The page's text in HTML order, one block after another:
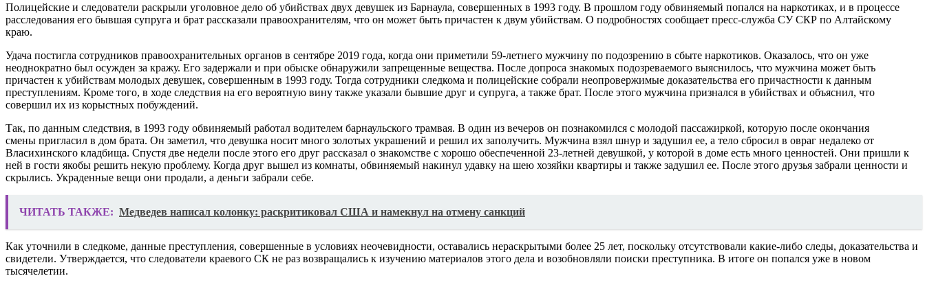
Полицейские и следователи раскрыли уголовное дело об убийствах двух девушек из Барнаула, совершенных в 1993 году. В прошлом году обвиняемый попался на наркотиках, и в процессе
расследования его бывшая супруга и брат рассказали правоохранителям, что он может быть причастен к двум убийствам. О подробностях сообщает пресс-служба СУ СКР по Алтайскому
краю.
Удача постигла сотрудников правоохранительных органов в сентябре 2019 года, когда они приметили 59-летнего мужчину по подозрению в сбыте наркотиков. Оказалось, что он уже
неоднократно был осужден за кражу. Его задержали и при обыске обнаружили запрещенные вещества. После допроса знакомых подозреваемого выяснилось, что мужчина может быть
причастен к убийствам молодых девушек, совершенным в 1993 году. Тогда сотрудники следкома и полицейские собрали неопровержимые доказательства его причастности к данным
преступлениям. Кроме того, в ходе следствия на его вероятную вину также указали бывшие друг и супруга, а также брат. После этого мужчина признался в убийствах и объяснил, что
совершил их из корыстных побуждений.
Так, по данным следствия, в 1993 году обвиняемый работал водителем барнаульского трамвая. В один из вечеров он познакомился с молодой пассажиркой, которую после окончания
смены пригласил в дом брата. Он заметил, что девушка носит много золотых украшений и решил их заполучить. Мужчина взял шнур и задушил ее, а тело сбросил в овраг недалеко от
Власихинского кладбища. Спустя две недели после этого его друг рассказал о знакомстве с хорошо обеспеченной 23-летней девушкой, у которой в доме есть много ценностей. Они пришли к
ней в гости якобы решить некую проблему. Когда друг вышел из комнаты, обвиняемый накинул удавку на шею хозяйки квартиры и также задушил ее. После этого друзья забрали ценности и
скрылись. Украденные вещи они продали, а деньги забрали себе.
ЧИТАТЬ ТАКЖЕ: Медведев написал колонку: раскритиковал США и намекнул на отмену санкций
Как уточнили в следкоме, данные преступления, совершенные в условиях неочевидности, оставались нераскрытыми более 25 лет, поскольку отсутствовали какие-либо следы, доказательства и
свидетели. Утверждается, что следователи краевого СК не раз возвращались к изучению материалов этого дела и возобновляли поиски преступника. В итоге он попался уже в новом
тысячелетии.